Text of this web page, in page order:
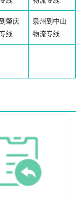
肇庆
线
泉州到中山
物流专线